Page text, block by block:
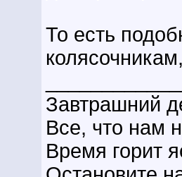
То есть
Завтрашний
Все, что нам
Время горит